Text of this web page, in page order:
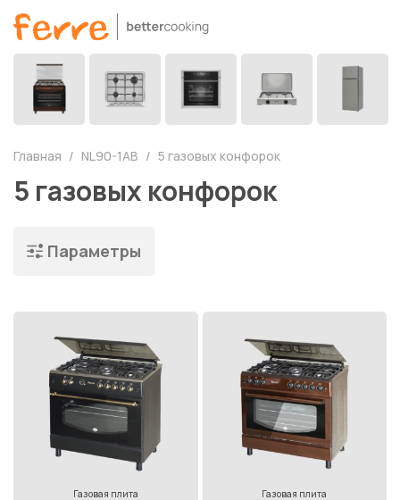
Главная NL90-1AB 5 газовых конфорок
5 газовых конфорок
Параметры
Газовая плита Газовая плита